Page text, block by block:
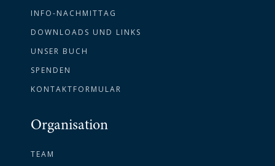
INFO-NACHMITTAG
DOWNLOADS UND LINKS
UNSER BUCH
SPENDEN
KONTAKTFORMULAR
Organisation
TEAM